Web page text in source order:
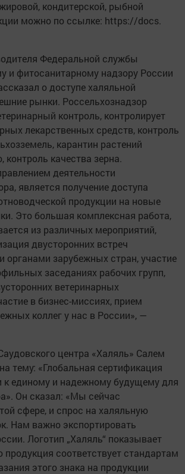
кондитерской, рыбной
можно по ссылке: https://docs.
Федеральной службы
и фитосанитарному надзору России
о доступе халяльной
рынки. Россельхознадзор
контроль, контролирует
лекарственных средств, контроль
карантин растений
контроль качества зерна.
деятельности
является получение доступа
продукции на новые
Это большая комплексная работа,
из различных мероприятий,
двусторонних встреч
органами зарубежных стран, участие
заседаниях рабочих групп,
ветеринарных
в бизнес-миссиях, прием
коллег у нас в России», —
центра «Халяль» Салем
тему: «Глобальная сертификация
к единому и надежному будущему для
Он сказал: «Мы сейчас
сфере, и спрос на халяльную
Нам важно экспортировать
Логотип „Халяль“ показывает
продукция соответствует стандартам
этого знака на продукции